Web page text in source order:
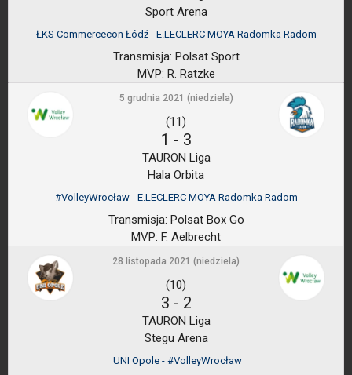
Sport Arena
ŁKS Commercecon Łódź - E.LECLERC MOYA Radomka Radom
Transmisja: Polsat Sport
MVP: R. Ratzke
5 grudnia 2021 (niedziela)
(11)
1 - 3
TAURON Liga
Hala Orbita
#VolleyWrocław - E.LECLERC MOYA Radomka Radom
Transmisja: Polsat Box Go
MVP: F. Aelbrecht
28 listopada 2021 (niedziela)
(10)
3 - 2
TAURON Liga
Stegu Arena
UNI Opole - #VolleyWrocław